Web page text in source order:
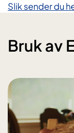
Slik sender du
Bruk av